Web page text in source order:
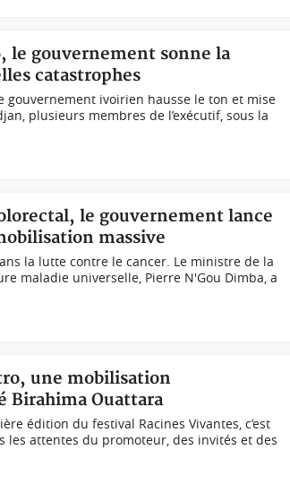
le gouvernement sonne la
catastrophes
gouvernement ivoirien hausse le ton et mise
plusieurs membres de l’exécutif, sous la
le gouvernement lance
massive
la lutte contre le cancer. Le ministre de la
maladie universelle, Pierre N'Gou Dimba, a
une mobilisation
Birahima Ouattara
édition du festival Racines Vivantes, c’est
les attentes du promoteur, des invités et des